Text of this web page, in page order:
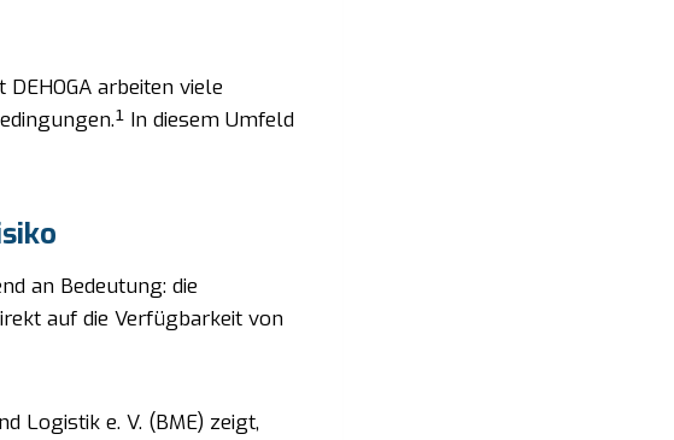
arbeiten viele
In diesem Umfeld
an Bedeutung: die
auf die Verfügbarkeit von
Logistik e. V. (BME) zeigt,